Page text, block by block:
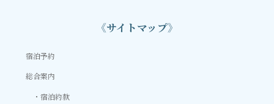
《サイトマップ》
宿泊予約
総合案内
宿泊約款